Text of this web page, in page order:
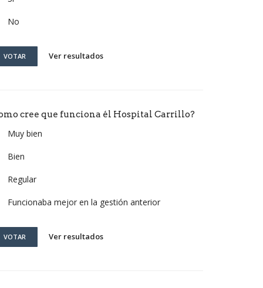
No
VOTAR Ver resultados
cree que funciona él Hospital Carrillo?
Muy bien
Bien
Regular
Funcionaba mejor en la gestión anterior
VOTAR Ver resultados